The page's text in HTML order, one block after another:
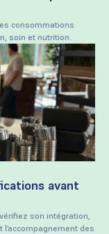
consommations
soin et nutrition.
avant
son intégration,
des